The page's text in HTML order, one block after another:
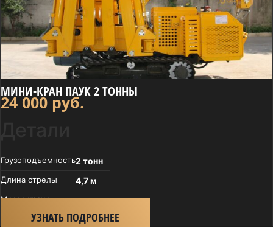
МИНИ-КРАН ПАУК 2 ТОННЫ
24 000руб.
Грузоподъем­ность2 тонн
Длина стрелы 4,7 м
Масса крана —
УЗНАТЬ ПОДРОБНЕЕ